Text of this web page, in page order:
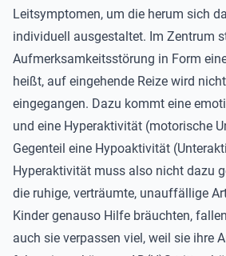
Leitsymptomen, um die herum sich
individuell ausgestaltet. Im Zentrum
Aufmerksamkeitsstörung in Form
heißt, auf eingehende Reize wird
eingegangen. Dazu kommt eine
und eine Hyperaktivität (motorische
Gegenteil eine Hypoaktivität
Hyperaktivität muss also nicht dazu
die ruhige, verträumte, unauffällige
Kinder genauso Hilfe bräuchten,
auch sie verpassen viel, weil sie ihre